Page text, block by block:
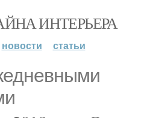
ИНТЕРЬЕРА
новости статьи